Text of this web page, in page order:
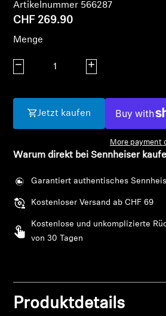
Soundbars
AMBEO Soundbars und Subs
AMBEO entdecken
Entdecken
Über uns
Support
Artikelnummer 566287
CHF 269.90
Menge
Menge verringern Menge erhöhen
Jetzt kaufen
More payment
Warum direkt bei Sennheiser
Garantiert authentisches
Kostenloser Versand ab CHF 69
Kostenlose und unkomplizierte
von 30 Tagen
Produktdetails
Ihre zuvor gespeicherten Artikel